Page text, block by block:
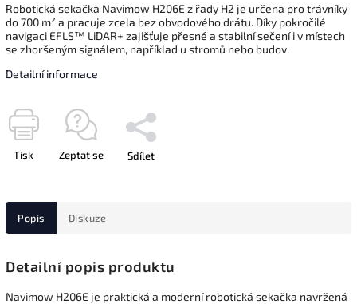
Robotická sekačka Navimow H206E z řady H2 je určena pro trávníky
do 700 m² a pracuje zcela bez obvodového drátu. Díky pokročilé
navigaci EFLS™ LiDAR+ zajišťuje přesné a stabilní sečení i v místech
se zhoršeným signálem, například u stromů nebo budov.
Detailní informace
Tisk Zeptat se Sdílet
Popis Diskuze
Detailní popis produktu
Navimow H206E je praktická a moderní robotická sekačka navržená